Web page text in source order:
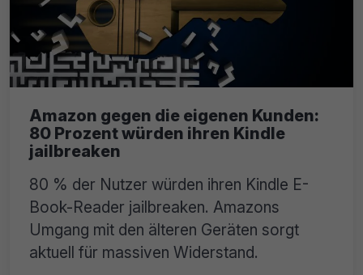
Amazon gegen die eigenen Kunden:
80 Prozent würden ihren Kindle
jailbreaken
80 % der Nutzer würden ihren Kindle E-
Book-Reader jailbreaken. Amazons
Umgang mit den älteren Geräten sorgt
aktuell für massiven Widerstand.